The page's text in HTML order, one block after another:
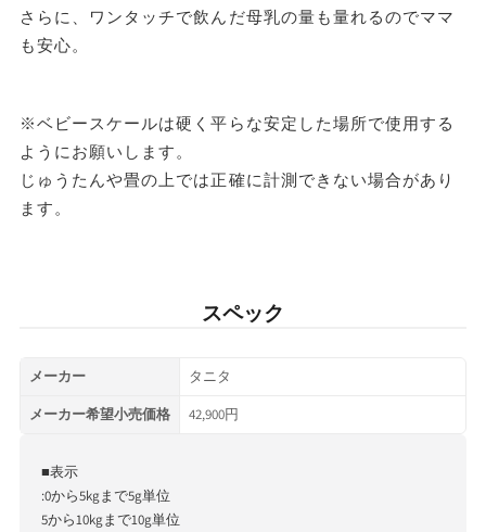
北海道・中国・四国・九州 往復1,980円
さらに、ワンタッチで飲んだ母乳の量も量れるのでママ
も安心。
※ベビースケールは硬く平らな安定した場所で使用する
ようにお願いします。
じゅうたんや畳の上では正確に計測できない場合があり
ます。
スペック
メーカー タニタ
メーカー希望小売価格 42,900円
■表示
:0から5kgまで5g単位
5から10kgまで10g単位